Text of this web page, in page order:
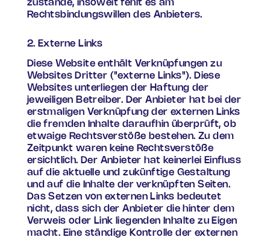
zustande, insoweit fehlt es am
Rechtsbindungswillen des Anbieters.
2. Externe Links
Diese Website enthält Verknüpfungen zu
Websites Dritter ("externe Links"). Diese
Websites unterliegen der Haftung der
jeweiligen Betreiber. Der Anbieter hat bei der
erstmaligen Verknüpfung der externen Links
die fremden Inhalte daraufhin überprüft, ob
etwaige Rechtsverstöße bestehen. Zu dem
Zeitpunkt waren keine Rechtsverstöße
ersichtlich. Der Anbieter hat keinerlei Einfluss
auf die aktuelle und zukünftige Gestaltung
und auf die Inhalte der verknüpften Seiten.
Das Setzen von externen Links bedeutet
nicht, dass sich der Anbieter die hinter dem
Verweis oder Link liegenden Inhalte zu Eigen
macht. Eine ständige Kontrolle der externen